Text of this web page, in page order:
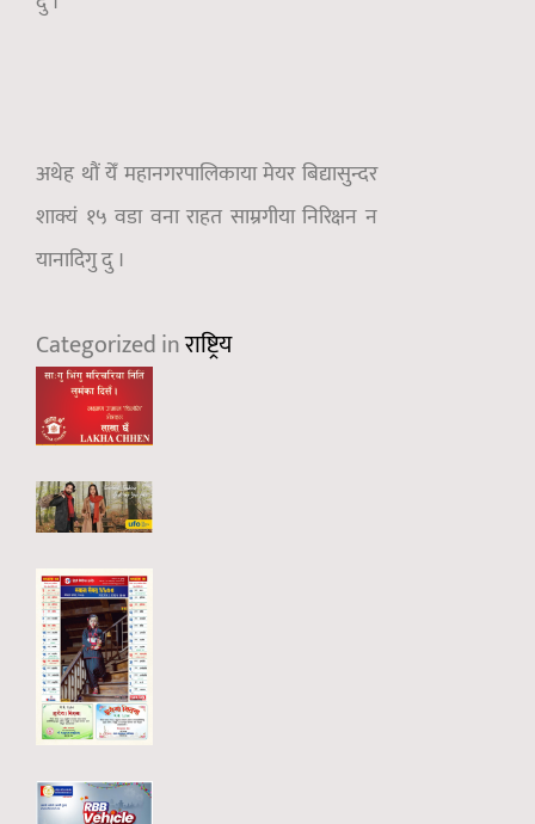
अथेह थौं येँ महानगरपालिकाया मेयर बिद्यासुन्दर
शाक्यं १५ वडा वना राहत साम्रगीया निरिक्षन न
यानादिगु दु ।
Categorized inराष्ट्रिय